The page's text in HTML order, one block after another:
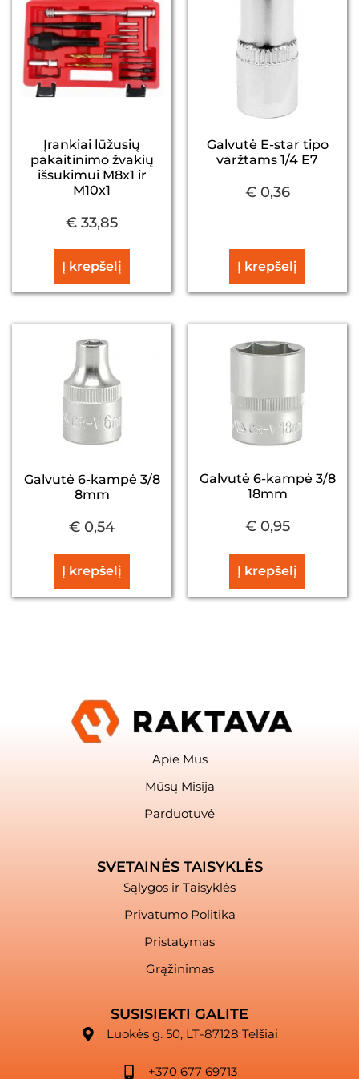
Įrankiai lūžusių
pakaitinimo žvakių
išsukimui M8x1 ir
M10x1
€ 33,85
Į krepšelį
Galvutė E-star tipo
varžtams 1/4 E7
€0,36
Į krepšelį
Galvutė 6-kampė 3/8
8mm
€ 0,54
Į krepšelį
Galvutė 6-kampė 3/8
18mm
€0,95
Į krepšelį
Apie Mus
Mūsų Misija
Parduotuvė
SVETAINĖS TAISYKLĖS
Sąlygos ir Taisyklės
Privatumo Politika
Pristatymas
Grąžinimas
SUSISIEKTI GALITE
Luokės g. 50, LT-87128 Telšiai
+370 677 69713